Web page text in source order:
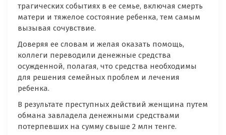
трагических событиях в ее семье, включая смерть
матери и тяжелое состояние ребенка, тем самым
вызывая сочувствие.
Доверяя ее словам и желая оказать помощь,
коллеги переводили денежные средства
осужденной, полагая, что средства необходимы
для решения семейных проблем и лечения
ребенка.
В результате преступных действий женщина путем
обмана завладела денежными средствами
потерпевших на сумму свыше 2 млн тенге.